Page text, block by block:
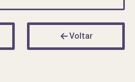
Voltar